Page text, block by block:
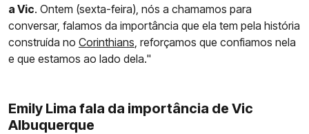
a Vic. Ontem (sexta-feira), nós a chamamos para
conversar, falamos da importância que ela tem pela história
construída no Corinthians , reforçamos que confiamos nela
e que estamos ao lado dela."
Emily Lima fala da importância de Vic
Albuquerque